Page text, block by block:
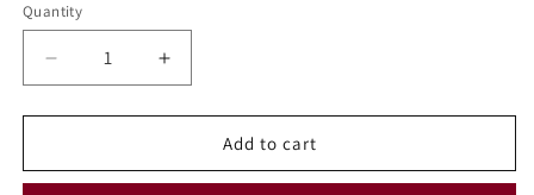
sold
out
or
unavailable
Quantity
Decrease
quantity
for
Manichiura
Increase
quantity
for
Manichiura
Add to cart